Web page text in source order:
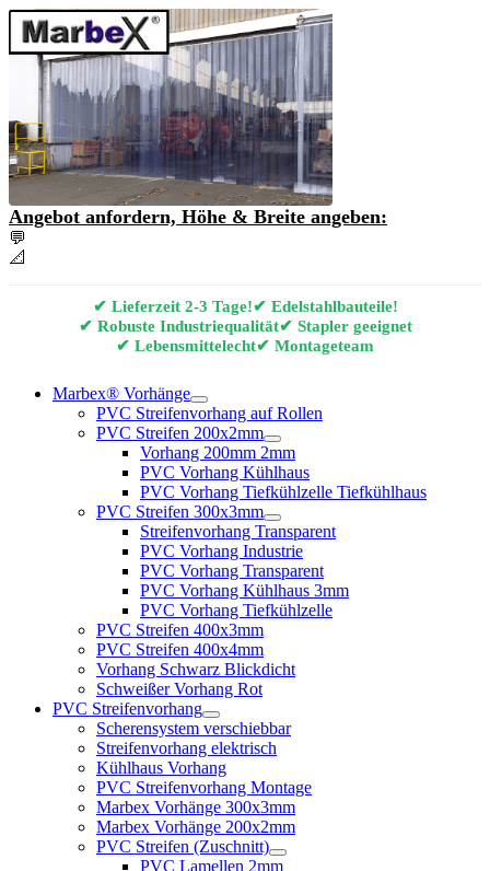
Angebot anfordern, Höhe & Breite angeben:
💬
📐
✔ Lieferzeit 2-3 Tage!✔ Edelstahlbauteile!
✔ Robuste Industriequalität✔ Stapler geeignet
✔ Lebensmittelecht✔ Montageteam
Marbex® Vorhänge
PVC Streifenvorhang auf Rollen
PVC Streifen 200x2mm
Vorhang 200mm 2mm
PVC Vorhang Kühlhaus
PVC Vorhang Tiefkühlzelle Tiefkühlhaus
PVC Streifen 300x3mm
Streifenvorhang Transparent
PVC Vorhang Industrie
PVC Vorhang Transparent
PVC Vorhang Kühlhaus 3mm
PVC Vorhang Tiefkühlzelle
PVC Streifen 400x3mm
PVC Streifen 400x4mm
Vorhang Schwarz Blickdicht
Schweißer Vorhang Rot
PVC Streifenvorhang
Scherensystem verschiebbar
Streifenvorhang elektrisch
Kühlhaus Vorhang
PVC Streifenvorhang Montage
Marbex Vorhänge 300x3mm
Marbex Vorhänge 200x2mm
PVC Streifen (Zuschnitt)
PVC Lamellen 2mm